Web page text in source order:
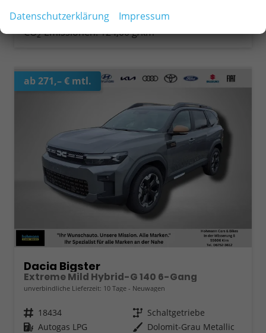
Verbrauch kombiniert:
CO -Klasse: D
CO2-Emissionen:124,00 g/km
ab 271,– € mtl.
Dacia Bigster
Extreme Mild Hybrid-G 140 6-Gang
unverbindliche Lieferzeit: 10 Tage Neuwagen
Fahrzeugnr. 18434 Getriebe Schaltgetriebe
Kraftstoff Autogas LPG Außenfarbe Dolomit-Grau Metallic
Datenschutzerklärung Impressum